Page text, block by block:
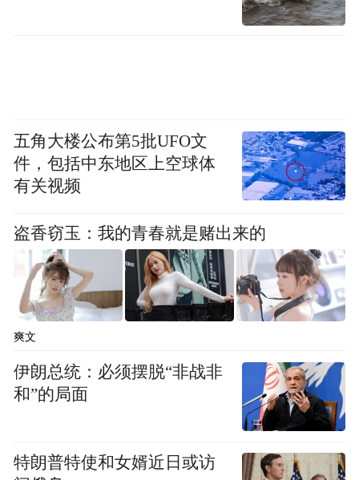
五角大楼公布第5批UFO文
件，包括中东地区上空球体
有关视频
盗香窃玉：我的青春就是赌出来的
爽文
伊朗总统：必须摆脱“非战非
和”的局面
特朗普特使和女婿近日或访